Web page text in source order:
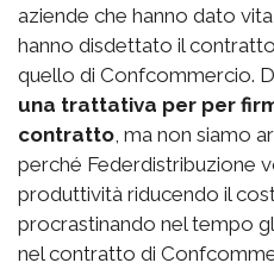
aziende che hanno dato
hanno disdettato il
quello di Confcommercio.
una trattativa per per
contratto , ma non siamo
perché Federdistribuzione
produttività riducendo il
procrastinando nel tempo
nel contratto di